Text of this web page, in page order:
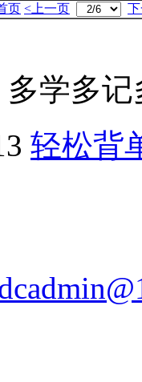
页 <上一页
学多
轻松背